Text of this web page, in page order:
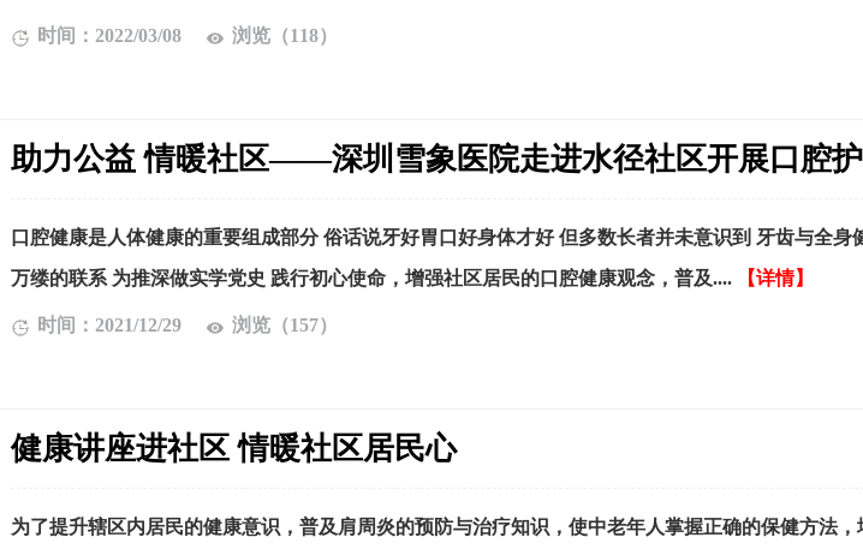
时间：2022/03/08 浏览（118）
助力公益 情暖社区——深圳雪象医院走进水径社区开展口腔
口腔健康是人体健康的重要组成部分 俗话说牙好胃口好身体才好 但多数长者并未意识到 牙齿与全身
万缕的联系 为推深做实学党史 践行初心使命，增强社区居民的口腔健康观念，普及....
【详情】
时间：2021/12/29 浏览（157）
健康讲座进社区 情暖社区居民心
为了提升辖区内居民的健康意识，普及肩周炎的预防与治疗知识，使中老年人掌握正确的保健方法，